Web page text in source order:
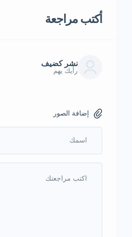
أكتب مراجعة
نشر كضيف
رأيك يهم
إضافة الصور